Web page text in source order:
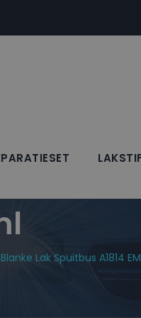
Lak Spuitbus A1814